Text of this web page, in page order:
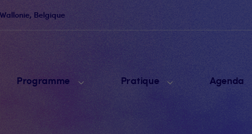
Programme Pratique Agenda
Belgique